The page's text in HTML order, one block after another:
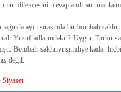
dilekçesini cevaplandıran
ayin sırasında bir bombalı
Yusuf adlarındaki 2 Uygur Türkü
Bombalı saldırıyı şimdiye kadar
değil.
Siyaset